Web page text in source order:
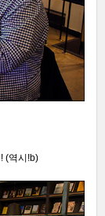
(역시!b)